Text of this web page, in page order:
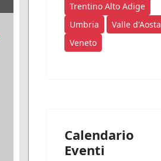
Trentino Alto Adige
Umbria
Valle d'Aosta
Veneto
Calendario
Eventi